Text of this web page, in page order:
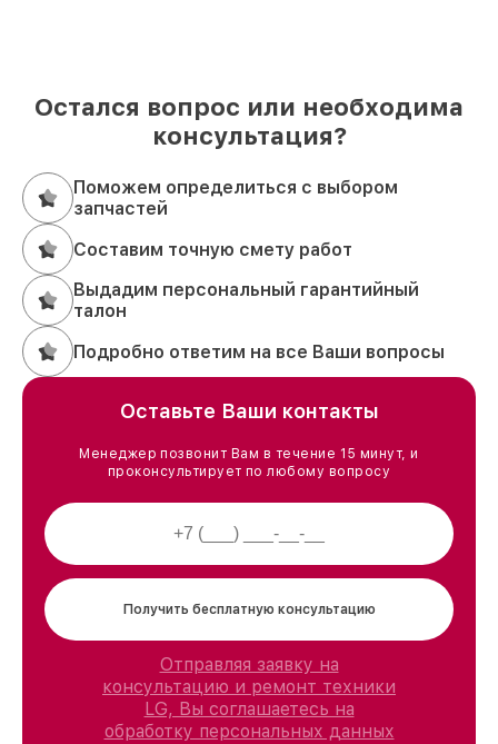
Остался вопрос или необходима
консультация?
Поможем определиться с выбором
запчастей
Составим точную смету работ
Выдадим персональный гарантийный
талон
Подробно ответим на все Ваши вопросы
Оставьте Ваши контакты
Менеджер позвонит Вам в течение 15 минут, и
проконсультирует по любому вопросу
Получить бесплатную консультацию
Отправляя заявку на
консультацию и ремонт техники
LG, Вы соглашаетесь на
обработку персональных данных